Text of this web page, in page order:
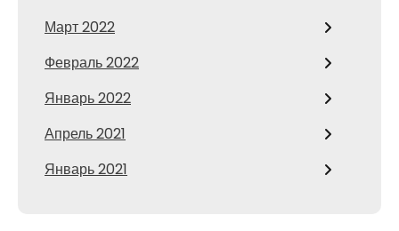
Март 2022
Февраль 2022
Январь 2022
Апрель 2021
Январь 2021